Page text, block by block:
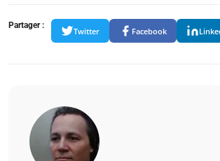
Partager :
Twitter Facebook